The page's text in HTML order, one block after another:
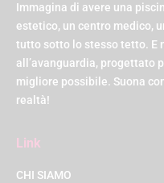
Immagina di avere una
estetico, un centro medico,
tutto sotto lo stesso tetto. E
all’avanguardia, progettato
migliore possibile. Suona
realtà!
Link
CHI SIAMO